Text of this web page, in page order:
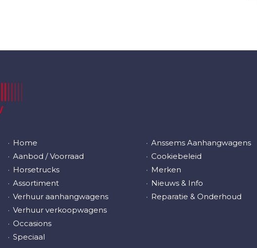
Home
Aanbod / Voorraad
Horsetrucks
Assortiment
Verhuur aanhangwagens
Verhuur verkoopwagens
Occasions
Speciaal
Anssems Aanhangwagens
Cookiebeleid
Merken
Nieuws & Info
Reparatie & Onderhoud